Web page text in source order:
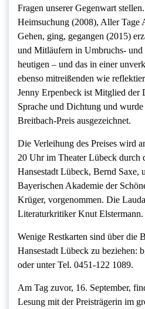
Fragen unserer Gegenwart
Heimsuchung (2008), Aller Tage
Gehen, ging, gegangen (2015)
und Mitläufern in Umbruchs-
heutigen – und das in einer
ebenso mitreißenden wie
Jenny Erpenbeck ist Mitglied der
Sprache und Dichtung und
Breitbach-Preis ausgezeichnet.
Die Verleihung des Preises wird
20 Uhr im Theater Lübeck durch
Hansestadt Lübeck, Bernd Saxe,
Bayerischen Akademie der
Krüger, vorgenommen. Die
Literaturkritiker Knut Elstermann.
Wenige Restkarten sind über die
Hansestadt Lübeck zu beziehen:
oder unter Tel. 0451-122 1089.
Am Tag zuvor, 16. September,
Lesung mit der Preisträgerin im